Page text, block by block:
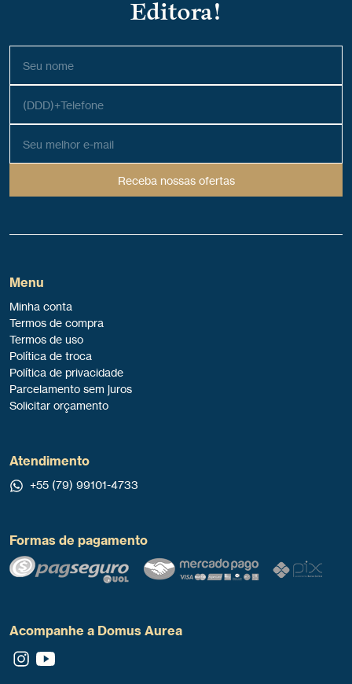
Editora!
Receba nossas ofertas
Menu
Minha conta
Termos de compra
Termos de uso
Política de troca
Política de privacidade
Parcelamento sem juros
Solicitar orçamento
Atendimento
+55 (79) 99101-4733
Formas de pagamento
Acompanhe a Domus Aurea